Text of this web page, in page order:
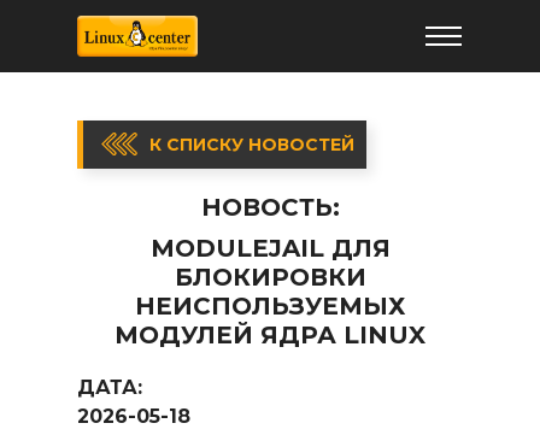
К СПИСКУ НОВОСТЕЙ
НОВОСТЬ:
MODULEJAIL ДЛЯ
БЛОКИРОВКИ
НЕИСПОЛЬЗУЕМЫХ
МОДУЛЕЙ ЯДРА LINUX
ДАТА:
2026-05-18